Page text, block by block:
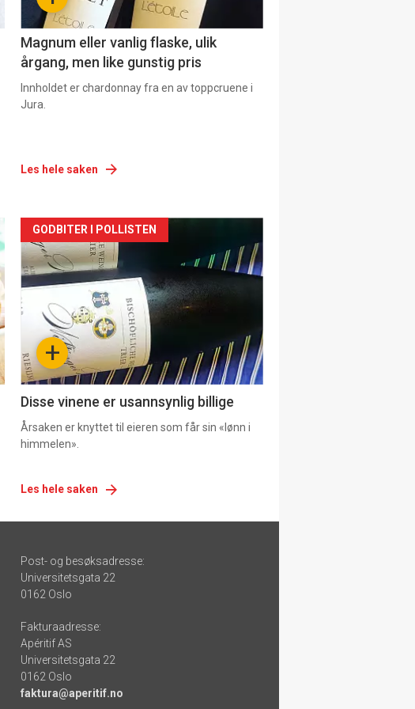
Magnum eller vanlig flaske, ulik
årgang, men like gunstig pris
Innholdet er chardonnay fra en av toppcruene i
Jura.
Les hele saken
Forsiden
akkurat
nå
6 +
GODBITER I POLLISTEN
Disse vinene er usannsynlig billige
Årsaken er knyttet til eieren som får sin «lønn i
himmelen».
Les hele saken
Post- og besøksadresse:
Universitetsgata 22
0162 Oslo
Fakturaadresse:
Apéritif AS
Universitetsgata 22
0162 Oslo
faktura@aperitif.no